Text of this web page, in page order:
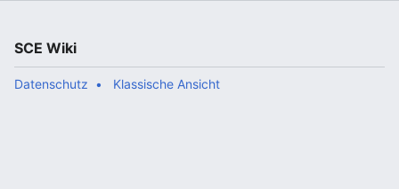
SCE Wiki
Datenschutz Klassische Ansicht